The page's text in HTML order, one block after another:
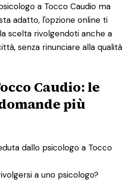
a Tocco Caudio ma
adatto, l'opzione online ti
scelta rivolgendoti anche a
senza rinunciare alla qualità
Caudio: le
più
dallo psicologo a Tocco
a uno psicologo?